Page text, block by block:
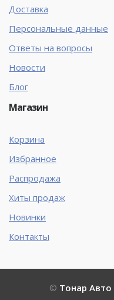
Доставка
Персональные данные
Ответы на вопросы
Новости
Блог
Магазин
Корзина
Избранное
Распродажа
Хиты продаж
Новинки
Контакты
© Тонар Авто